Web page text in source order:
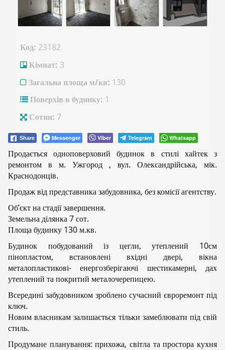
Код: 23182
Кімнат: 3
Загальна площа м/кв: 130
Поверхів в будинку: 1
Сотин: 7
Share Messenger Viber Telegram Whatsapp
Продається одноповерховий будинок в стилі хайтек з
ремонтом в м. Ужгород , вул. Олександрійська, мік.
Краснодонців.
Продаж від представника забудовника, без комісії агентству.
Об’єкт на стадії завершення.
Земельна ділянка 7 сот.
Площа будинку 130 м.кв.
Будинок побудований із цегли, утеплений 10см
пінопластом, встановлені вхідні двері, вікна
металопластикові- енергозберігаючі шестикамерні, дах
утеплений та покритий металочерепицею.
Всередині забудовником зроблено сучасний євроремонт під
ключ.
Новим власникам залишається тільки замеблювати під свій
стиль.
Продумане планування: прихожа, світла та простора кухня